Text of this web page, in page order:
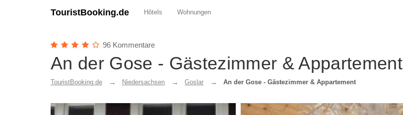
TouristBooking.de Hôtels Wohnungen
96 Kommentare
An der Gose - Gästezimmer & Appartement
TouristBooking.de Niedersachsen Goslar An der Gose - Gästezimmer & Appartement